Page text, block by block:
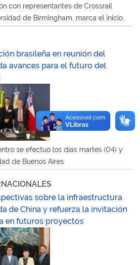
con representantes de Crossrail
de Birmingham, marca el inicio
en el sector
brasileña en reunión del
avances para el futuro del
se efectuó los días martes (04) y
de Buenos Aires
sobre la infraestructura
de China y refuerza la invitación
en futuros proyectos